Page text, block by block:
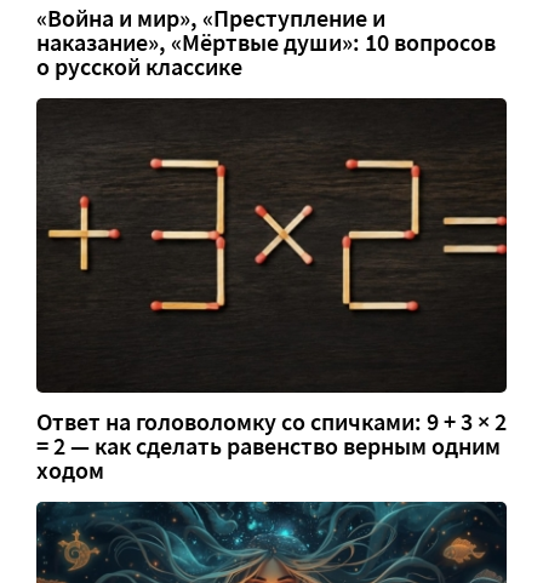
«Война и мир», «Преступление и
наказание», «Мёртвые души»: 10 вопросов
о русской классике
Ответ на головоломку со спичками: 9 + 3 × 2
= 2 — как сделать равенство верным одним
ходом